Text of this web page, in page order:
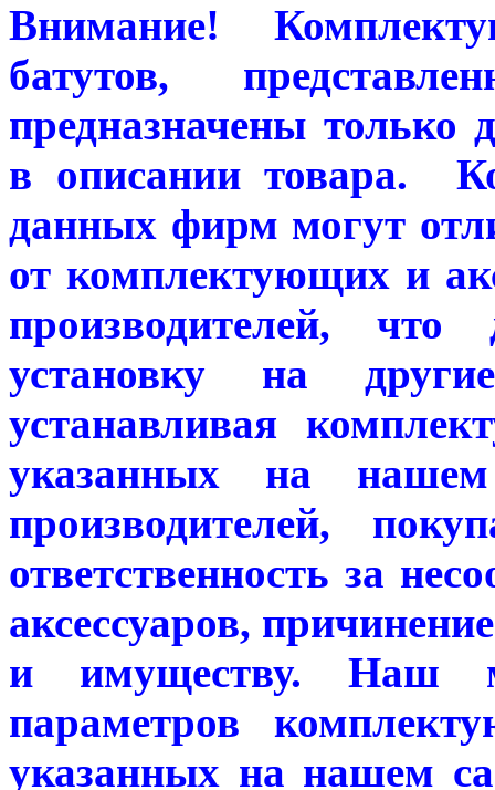
Внимание!
батутов,
предназначены только
в описании товара.
данных фирм могут
от комплектующих и
производителей,
установку на
устанавливая
указанных на
производителей,
ответственность за
аксессуаров,
и имуществу. Наш
параметров
указанных на нашем